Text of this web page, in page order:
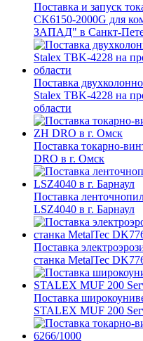
Поставка и запуск
CK6150-2000G для
ЗАПАД" в Санкт-
Поставка
Stalex TBK-4228 на
области
Поставка токарно-
DRO в г. Омск
Поставка
LSZ4040 в г. Барнаул
Поставка
станка MetalTec
Поставка
STALEX MUF 200